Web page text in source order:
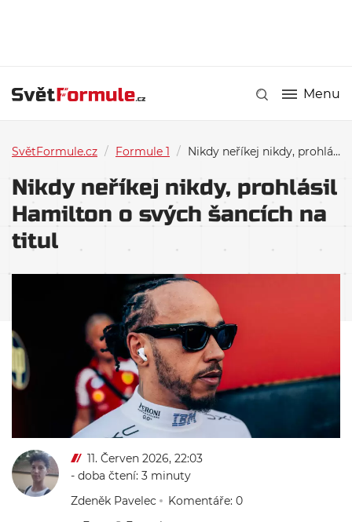
Menu
SvětFormule.cz / Formule 1 / Nikdy neříkej nikdy, prohlásil Hamilton o svých šancích na titul
Nikdy neříkej nikdy, prohlásil
Hamilton o svých šancích na
titul
11. Červen 2026, 22:03
- doba čtení: 3 minuty
Zdeněk Pavelec
Komentáře: 0